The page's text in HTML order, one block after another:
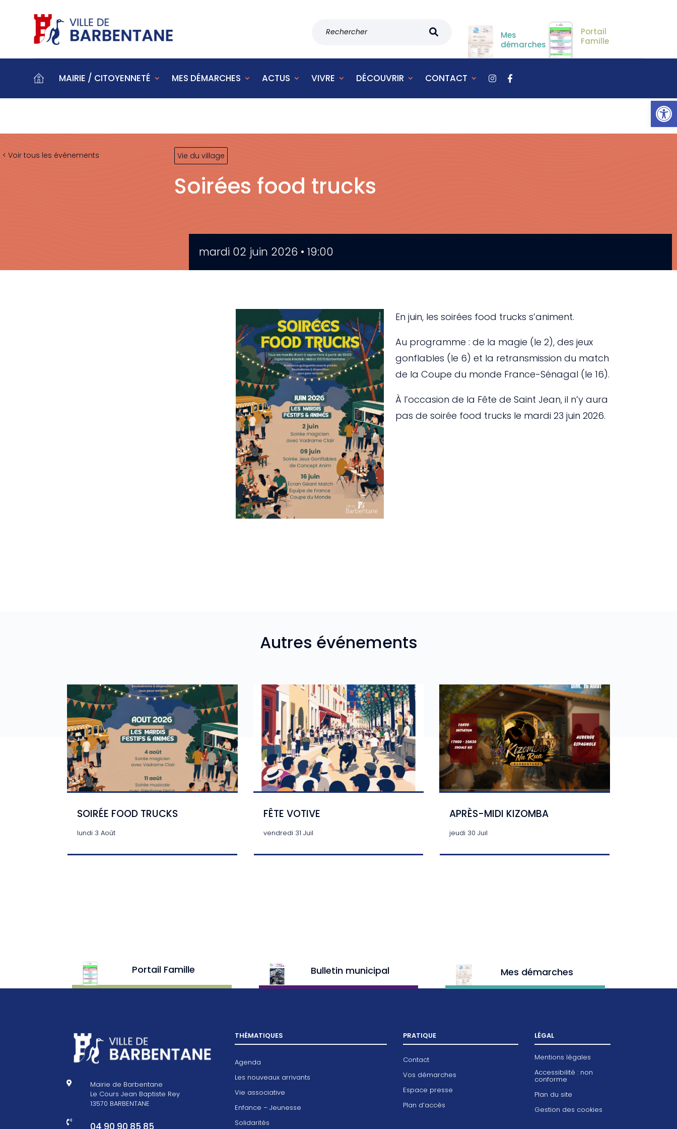
Mes
démarches
Portail
Famille
MAIRIE / CITOYENNETÉ MES DÉMARCHES ACTUS VIVRE DÉCOUVRIR CONTACT
< Voir tous les événements Vie du village
Soirées food trucks
mardi 02 juin 2026 • 19:00
En juin, les soirées food trucks s’animent.
Au programme : de la magie (le 2), des jeux
gonflables (le 6) et la retransmission du match
de la Coupe du monde France-Sénagal (le 16).
À l’occasion de la Fête de Saint Jean, il n’y aura
pas de soirée food trucks le mardi 23 juin 2026.
Autres événements
SOIRÉE FOOD TRUCKS
lundi 3 Août
FÊTE VOTIVE
vendredi 31 Juil
APRÈS-MIDI KIZOMBA
jeudi 30 Juil
Portail Famille Bulletin municipal Mes démarches

Mairie de Barbentane
Le Cours Jean Baptiste Rey
13570 BARBENTANE
 04 90 90 85 85
THÉMATIQUES
Agenda
Les nouveaux arrivants
Vie associative
Enfance – Jeunesse
Solidarités
PRATIQUE
Contact
Vos démarches
Espace presse
Plan d’accès
LÉGAL
Mentions légales
Accessibilité : non
conforme
Plan du site
Gestion des cookies